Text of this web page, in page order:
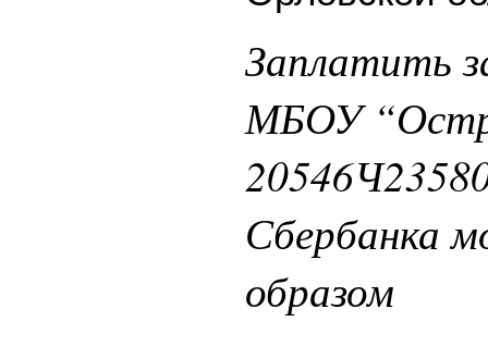
Заплатить
МБОУ
Сбербанка
образом